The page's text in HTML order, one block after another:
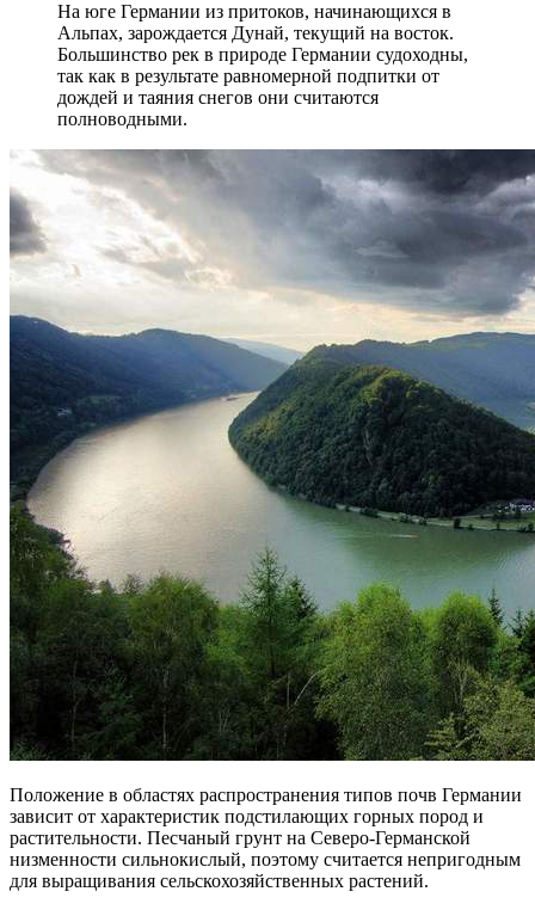
На юге Германии из притоков, начинающихся в
Альпах, зарождается Дунай, текущий на восток.
Большинство рек в природе Германии судоходны,
так как в результате равномерной подпитки от
дождей и таяния снегов они считаются
полноводными.
Положение в областях распространения типов почв Германии
зависит от характеристик подстилающих горных пород и
растительности. Песчаный грунт на Северо-Германской
низменности сильнокислый, поэтому считается непригодным
для выращивания сельскохозяйственных растений.